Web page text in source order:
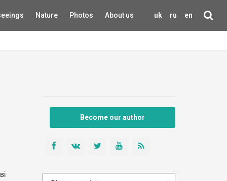
uk ru en
Nature Photos About us
Become our author